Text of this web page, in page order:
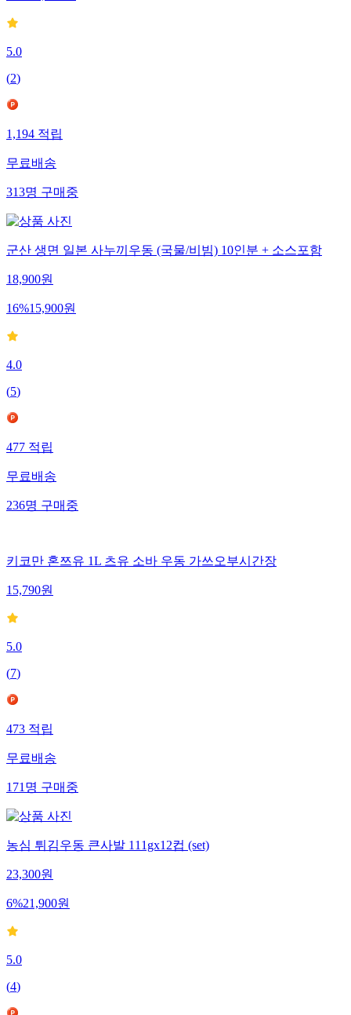
5.0
(2)
1,194적립
무료배송
313명구매중
군산 생면 일본 사누끼우동 (국물/비빔) 10인분 + 소스포함
18,900원
16%15,900원
4.0
(5)
477적립
무료배송
236명구매중
키코만 혼쯔유 1L 츠유 소바 우동 가쓰오부시간장
15,790원
5.0
(7)
473적립
무료배송
171명구매중
농심 튀김우동 큰사발 111gx12컵 (set)
23,300원
6%21,900원
5.0
(4)